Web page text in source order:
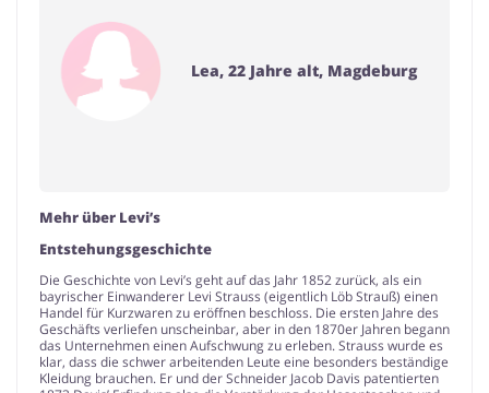
Lea, 22 Jahre alt, Magdeburg
Mehr über Levi’s
Entstehungsgeschichte
Die Geschichte von Levi’s geht auf das Jahr 1852 zurück, als ein
bayrischer Einwanderer Levi Strauss (eigentlich Löb Strauß) einen
Handel für Kurzwaren zu eröffnen beschloss. Die ersten Jahre des
Geschäfts verliefen unscheinbar, aber in den 1870er Jahren begann
das Unternehmen einen Aufschwung zu erleben. Strauss wurde es
klar, dass die schwer arbeitenden Leute eine besonders beständige
Kleidung brauchen. Er und der Schneider Jacob Davis patentierten